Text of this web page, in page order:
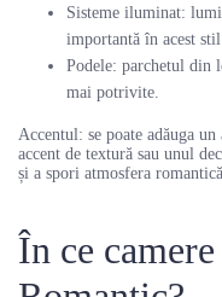
Sisteme iluminat:
importantă în acest
Podele: parchetul din
mai potrivite.
Accentul: se poate adăuga
accent de textură sau unul
și a spori atmosfera
În ce